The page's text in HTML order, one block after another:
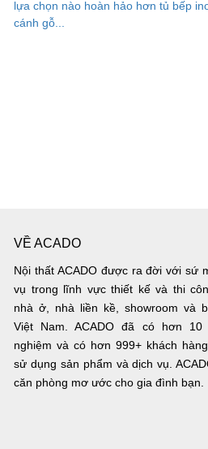
lựa chọn nào hoàn hảo hơn tủ bếp
cánh gỗ...
VỀ ACADO
Nội thất ACADO được ra đời với sứ
vụ trong lĩnh vực thiết kế và thi
nhà ở, nhà liền kề, showroom và
Việt Nam. ACADO đã có hơn 10
nghiệm và có hơn 999+ khách
sử dụng sản phẩm và dịch vụ.
căn phòng mơ ước cho gia đình bạn.